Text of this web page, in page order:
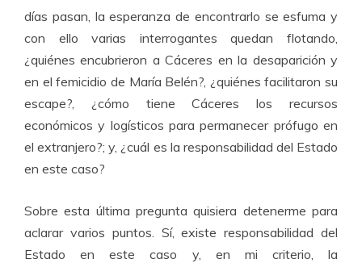
días pasan, la esperanza de encontrarlo se esfuma y
con ello varias interrogantes quedan flotando,
¿quiénes encubrieron a Cáceres en la desaparición y
en el femicidio de María Belén?, ¿quiénes facilitaron su
escape?, ¿cómo tiene Cáceres los recursos
económicos y logísticos para permanecer prófugo en
el extranjero?; y, ¿cuál es la responsabilidad del Estado
en este caso?
Sobre esta última pregunta quisiera detenerme para
aclarar varios puntos. Sí, existe responsabilidad del
Estado en este caso y, en mi criterio, la